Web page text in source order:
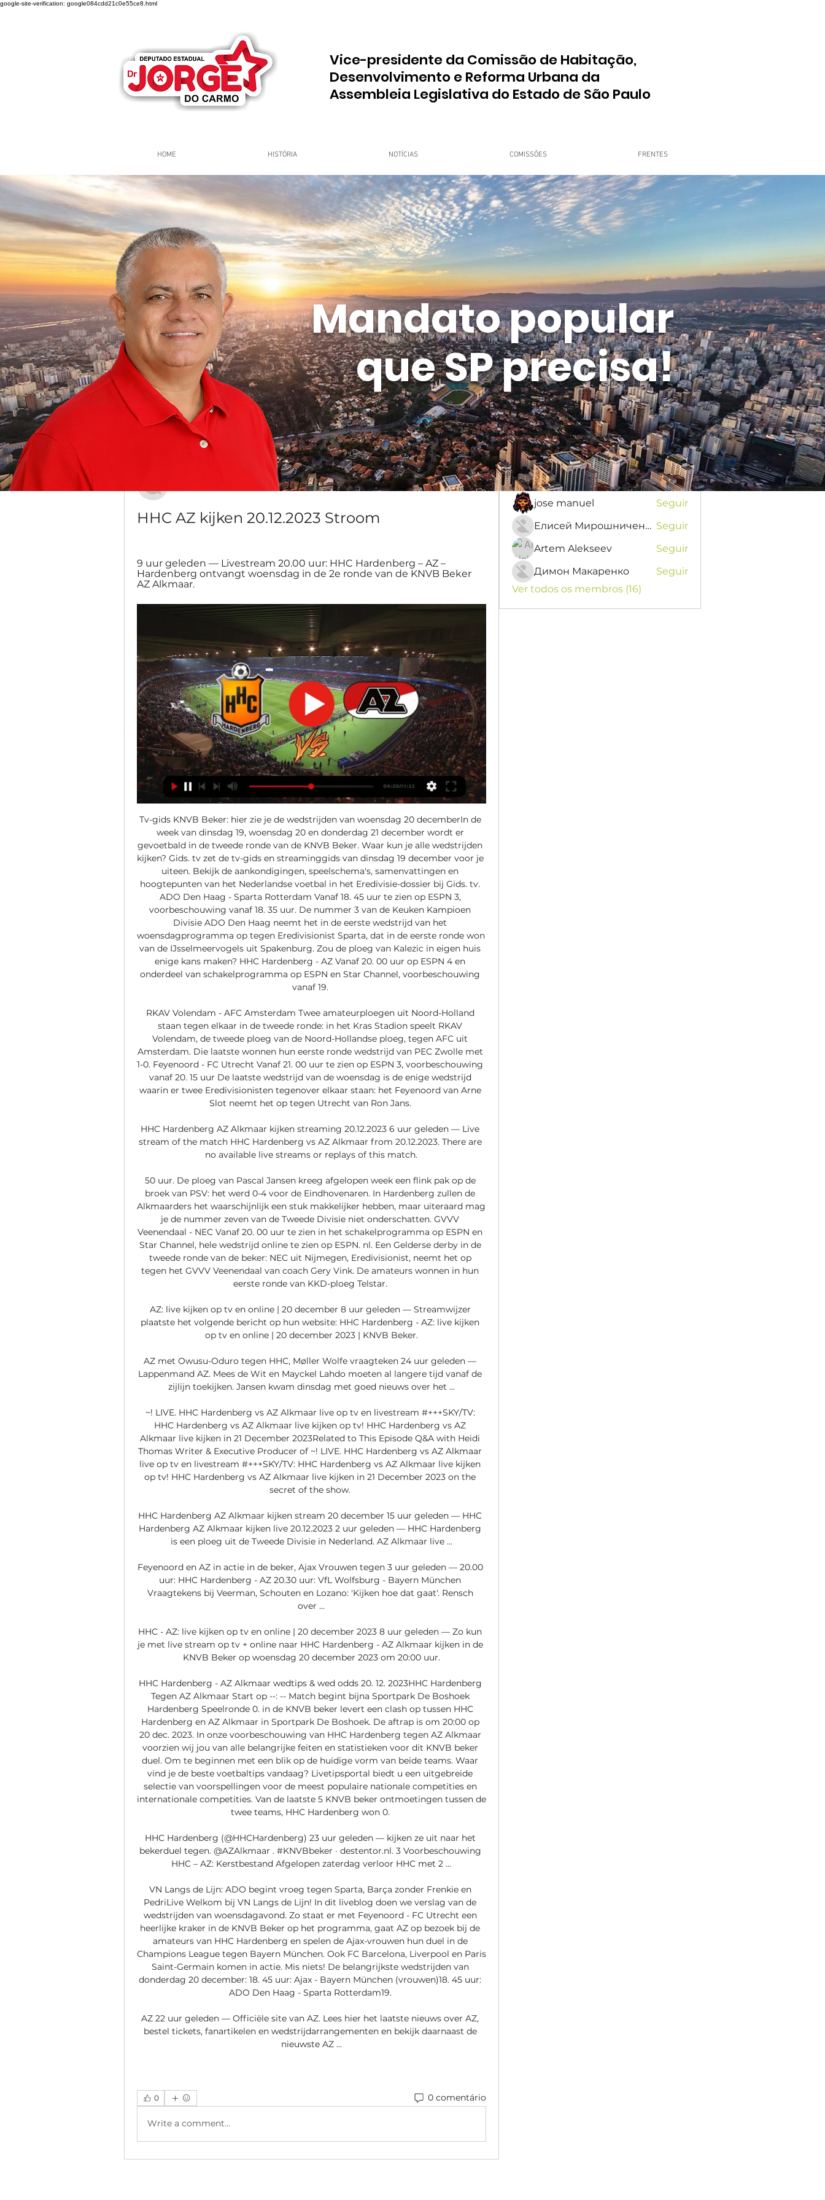
google-site-verification: google084cdd21c0e55ce8.html
Vice-presidente da Comissão de Habitação,
Desenvolvimento e Reforma Urbana da
Assembleia Legislativa do Estado de São Paulo
HOME HISTÓRIA NOTÍCIAS COMISSÕES FRENTES
Página Inicial Grupo Dr. Jorge do Carmo
Grupo Dr. Jorge do Carmo
Público · 16 membros
Entrar
Discussão Mídia Membros Sobre
HHC AZ kijken 20.12.2023 Stroom
9 uur geleden — Livestream 20.00 uur: HHC Hardenberg – AZ –
Hardenberg ontvangt woensdag in de 2e ronde van de KNVB Beker
AZ Alkmaar.
Tv-gids KNVB Beker: hier zie je de wedstrijden van woensdag 20 decemberIn de
week van dinsdag 19, woensdag 20 en donderdag 21 december wordt er
gevoetbald in de tweede ronde van de KNVB Beker. Waar kun je alle wedstrijden
kijken? Gids. tv zet de tv-gids en streaminggids van dinsdag 19 december voor je
uiteen. Bekijk de aankondigingen, speelschema's, samenvattingen en
hoogtepunten van het Nederlandse voetbal in het Eredivisie-dossier bij Gids. tv.
ADO Den Haag - Sparta Rotterdam Vanaf 18. 45 uur te zien op ESPN 3,
voorbeschouwing vanaf 18. 35 uur. De nummer 3 van de Keuken Kampioen
Divisie ADO Den Haag neemt het in de eerste wedstrijd van het
woensdagprogramma op tegen Eredivisionist Sparta, dat in de eerste ronde won
van de IJsselmeervogels uit Spakenburg. Zou de ploeg van Kalezic in eigen huis
enige kans maken? HHC Hardenberg - AZ Vanaf 20. 00 uur op ESPN 4 en
onderdeel van schakelprogramma op ESPN en Star Channel, voorbeschouwing
vanaf 19.
RKAV Volendam - AFC Amsterdam Twee amateurploegen uit Noord-Holland
staan tegen elkaar in de tweede ronde: in het Kras Stadion speelt RKAV
Volendam, de tweede ploeg van de Noord-Hollandse ploeg, tegen AFC uit
Amsterdam. Die laatste wonnen hun eerste ronde wedstrijd van PEC Zwolle met
1-0. Feyenoord - FC Utrecht Vanaf 21. 00 uur te zien op ESPN 3, voorbeschouwing
vanaf 20. 15 uur De laatste wedstrijd van de woensdag is de enige wedstrijd
waarin er twee Eredivisionisten tegenover elkaar staan: het Feyenoord van Arne
Slot neemt het op tegen Utrecht van Ron Jans.
HHC Hardenberg AZ Alkmaar kijken streaming 20.12.2023 6 uur geleden — Live
stream of the match HHC Hardenberg vs AZ Alkmaar from 20.12.2023. There are
no available live streams or replays of this match.
50 uur. De ploeg van Pascal Jansen kreeg afgelopen week een flink pak op de
broek van PSV: het werd 0-4 voor de Eindhovenaren. In Hardenberg zullen de
Alkmaarders het waarschijnlijk een stuk makkelijker hebben, maar uiteraard mag
je de nummer zeven van de Tweede Divisie niet onderschatten. GVVV
Veenendaal - NEC Vanaf 20. 00 uur te zien in het schakelprogramma op ESPN en
Star Channel, hele wedstrijd online te zien op ESPN. nl. Een Gelderse derby in de
tweede ronde van de beker: NEC uit Nijmegen, Eredivisionist, neemt het op
tegen het GVVV Veenendaal van coach Gery Vink. De amateurs wonnen in hun
eerste ronde van KKD-ploeg Telstar.
AZ: live kijken op tv en online | 20 december 8 uur geleden — Streamwijzer
plaatste het volgende bericht op hun website: HHC Hardenberg - AZ: live kijken
op tv en online | 20 december 2023 | KNVB Beker.
AZ met Owusu-Oduro tegen HHC, Møller Wolfe vraagteken 24 uur geleden —
Lappenmand AZ. Mees de Wit en Mayckel Lahdo moeten al langere tijd vanaf de
zijlijn toekijken. Jansen kwam dinsdag met goed nieuws over het ...
~! LIVE. HHC Hardenberg vs AZ Alkmaar live op tv en livestream #+++SKY/TV:
HHC Hardenberg vs AZ Alkmaar live kijken op tv! HHC Hardenberg vs AZ
Alkmaar live kijken in 21 December 2023Related to This Episode Q&A with Heidi
Thomas Writer & Executive Producer of ~! LIVE. HHC Hardenberg vs AZ Alkmaar
live op tv en livestream #+++SKY/TV: HHC Hardenberg vs AZ Alkmaar live kijken
op tv! HHC Hardenberg vs AZ Alkmaar live kijken in 21 December 2023 on the
secret of the show.
HHC Hardenberg AZ Alkmaar kijken stream 20 december 15 uur geleden — HHC
Hardenberg AZ Alkmaar kijken live 20.12.2023 2 uur geleden — HHC Hardenberg
is een ploeg uit de Tweede Divisie in Nederland. AZ Alkmaar live ...
Feyenoord en AZ in actie in de beker, Ajax Vrouwen tegen 3 uur geleden — 20.00
uur: HHC Hardenberg - AZ 20.30 uur: VfL Wolfsburg - Bayern München
Vraagtekens bij Veerman, Schouten en Lozano: 'Kijken hoe dat gaat'. Rensch
over ...
HHC - AZ: live kijken op tv en online | 20 december 2023 8 uur geleden — Zo kun
je met live stream op tv + online naar HHC Hardenberg - AZ Alkmaar kijken in de
KNVB Beker op woensdag 20 december 2023 om 20:00 uur.
HHC Hardenberg - AZ Alkmaar wedtips & wed odds 20. 12. 2023HHC Hardenberg
Tegen AZ Alkmaar Start op --: -- Match begint bijna Sportpark De Boshoek
Hardenberg Speelronde 0. in de KNVB beker levert een clash op tussen HHC
Hardenberg en AZ Alkmaar in Sportpark De Boshoek. De aftrap is om 20:00 op
20 dec. 2023. In onze voorbeschouwing van HHC Hardenberg tegen AZ Alkmaar
voorzien wij jou van alle belangrijke feiten en statistieken voor dit KNVB beker
duel. Om te beginnen met een blik op de huidige vorm van beide teams. Waar
vind je de beste voetbaltips vandaag? Livetipsportal biedt u een uitgebreide
selectie van voorspellingen voor de meest populaire nationale competities en
internationale competities. Van de laatste 5 KNVB beker ontmoetingen tussen de
twee teams, HHC Hardenberg won 0.
HHC Hardenberg (@HHCHardenberg) 23 uur geleden — kijken ze uit naar het
bekerduel tegen. @AZAlkmaar . #KNVBbeker · destentor.nl. 3 Voorbeschouwing
HHC – AZ: Kerstbestand Afgelopen zaterdag verloor HHC met 2 ...
VN Langs de Lijn: ADO begint vroeg tegen Sparta, Barça zonder Frenkie en
PedriLive Welkom bij VN Langs de Lijn! In dit liveblog doen we verslag van de
wedstrijden van woensdagavond. Zo staat er met Feyenoord - FC Utrecht een
heerlijke kraker in de KNVB Beker op het programma, gaat AZ op bezoek bij de
amateurs van HHC Hardenberg en spelen de Ajax-vrouwen hun duel in de
Champions League tegen Bayern München. Ook FC Barcelona, Liverpool en Paris
Saint-Germain komen in actie. Mis niets! De belangrijkste wedstrijden van
donderdag 20 december: 18. 45 uur: Ajax - Bayern München (vrouwen)18. 45 uur:
ADO Den Haag - Sparta Rotterdam19.
AZ 22 uur geleden — Officiële site van AZ. Lees hier het laatste nieuws over AZ,
bestel tickets, fanartikelen en wedstrijdarrangementen en bekijk daarnaast de
nieuwste AZ ...
0 0 comentário
Write a comment...
membros
Anna Favorskaya
Seguir
jose manuel
Seguir
Елисей Мирошниченко Seguir
Artem Alekseev
Seguir
Димон Макаренко
Seguir
Ver todos os membros (16)
Mandato popular
que SP precisa!